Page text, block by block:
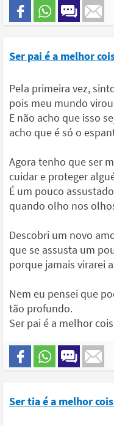
Ser pai é a melhor
Pela primeira vez,
pois meu mundo
E não acho que isso
acho que é só o
Agora tenho que ser
cuidar e proteger
É um pouco
quando olho nos
Descobri um novo
que se assusta um
porque jamais virarei
Nem eu pensei que
tão profundo.
Ser pai é a melhor
Ser tia é a melhor